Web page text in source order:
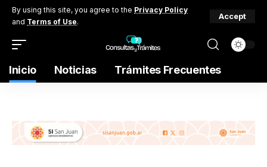
By using this site, you agree to the Privacy Policy
and Terms of Use.
Accept
Inicio Noticias Trámites Frecuentes